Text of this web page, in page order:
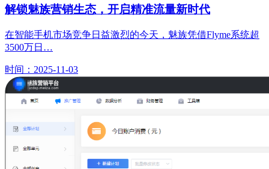
解锁魅族营销生态，开启精准流量新时代
在智能手机市场竞争日益激烈的今天，魅族凭借Flyme系统超
3500万日…
时间：2025-11-03